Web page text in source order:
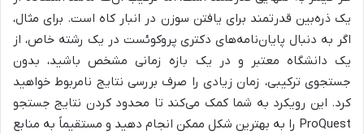
یک ذره‌بین قدرتمند برای یافتن سوزن در انبار کاه است. برای مثال،
اگر به دنبال پایان‌نامه‌های دکتری پروکوئست در یک رشته خاص، از
یک دانشگاه معتبر و در یک بازه زمانی مشخص باشید، بدون
جستجوی ترکیبی، زمان زیادی را صرف بررسی نتایج نامربوط خواهید
کرد. این رویکرد به شما کمک می‌کند تا محدود کردن نتایج جستجو
ProQuest را به بهترین شکل ممکن انجام دهید و مستقیماً به منابع